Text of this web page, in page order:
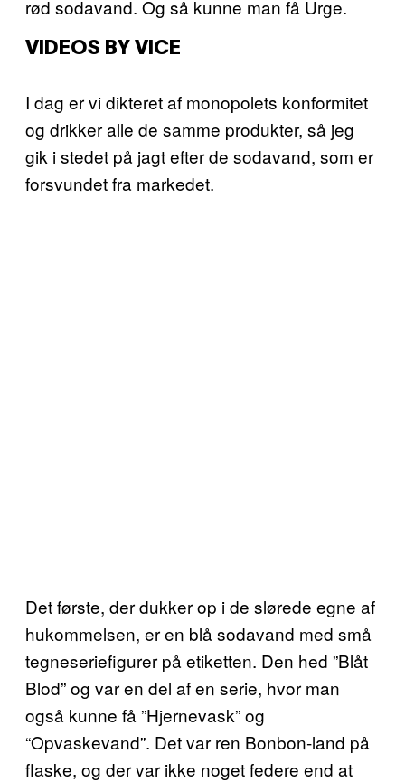
rød sodavand. Og så kunne man få Urge.
VIDEOS BY VICE
I dag er vi dikteret af monopolets konformitet
og drikker alle de samme produkter, så jeg
gik i stedet på jagt efter de sodavand, som er
forsvundet fra markedet.
Det første, der dukker op i de slørede egne af
hukommelsen, er en blå sodavand med små
tegneseriefigurer på etiketten. Den hed ”Blåt
Blod” og var en del af en serie, hvor man
også kunne få ”Hjernevask” og
“Opvaskevand”. Det var ren Bonbon-land på
flaske, og der var ikke noget federe end at